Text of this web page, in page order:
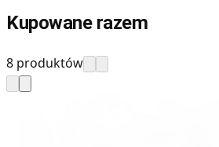
Kupowane razem
8 produktów